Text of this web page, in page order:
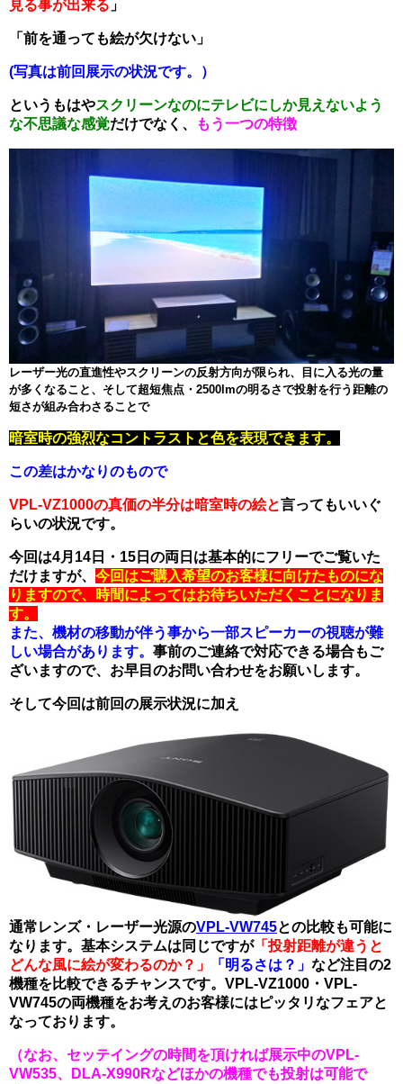
見る事が出来る 」
「前を通っても絵が欠けない」
(写真は前回展示の状況です。）
というもはやスクリーンなのにテレビにしか見えないよう
な不思議な感覚だけでなく、 もう一つの特徴
レーザー光の直進性やスクリーンの反射方向が限られ、目に入る光の量
が多くなること、そして超短焦点・2500lmの明るさで投射を行う距離の
短さが組み合わさることで
暗室時の強烈なコントラストと色を表現できます。
この差はかなりのもので
VPL-VZ1000の真価の半分は暗室時の絵と言ってもいいぐ
らいの状況です。
今回は4月14日・15日の両日は基本的にフリーでご覧いた
だけますが、 今回はご購入希望のお客様に向けたものにな
りますので、時間によってはお待ちいただくことになりま
す。
また、機材の移動が伴う事から一部スピーカーの視聴が難
しい場合があります。 事前のご連絡で対応できる場合もご
ざいますので、お早目のお問い合わせをお願いします。
そして今回は前回の展示状況に加え
通常レンズ・レーザー光源のVPL-VW745との比較も可能に
なります。 基本システムは同じですが「投射距離が違うと
どんな風に絵が変わるのか？」
「明るさは？」 など注目の2
機種を比較できるチャンスです。 VPL-VZ1000・VPL-
VW745の両機種をお考えのお客様にはピッタリなフェアと
なっております。
（なお、セッテイングの時間を頂ければ展示中のVPL-
VW535、DLA-X990Rなどほかの機種でも投射は可能で